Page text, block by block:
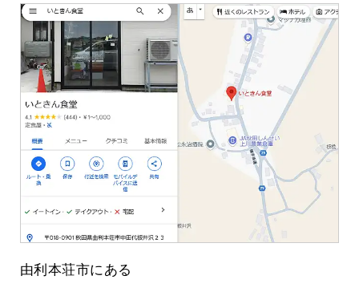
由利本荘市にある